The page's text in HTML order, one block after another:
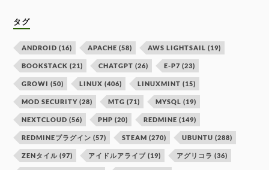
タグ
ANDROID (16) APACHE (58) AWS LIGHTSAIL (19)
BOOKSTACK (21) CHATGPT (26) E-P7 (23)
GROWI (50) LINUX (406) LINUXMINT (15)
MOD SECURITY (28) MTG (71) MYSQL (19)
NEXTCLOUD (56) PHP (20) REDMINE (149)
REDMINEプラグイン (57) STEAM (270) UBUNTU (288)
ZENタイル (97) アイドルアライブ (19) アグリコラ (36)